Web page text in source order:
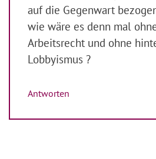
auf die Gegenwart
wie wäre es denn mal
Arbeitsrecht und ohne
Lobbyismus ?
Antworten